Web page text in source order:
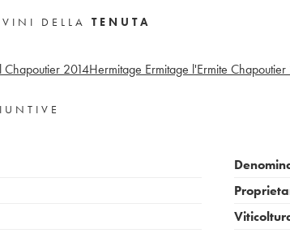
DELLA TENUTA
Chapoutier 2014Hermitage Ermitage l'Ermite Chapoutier